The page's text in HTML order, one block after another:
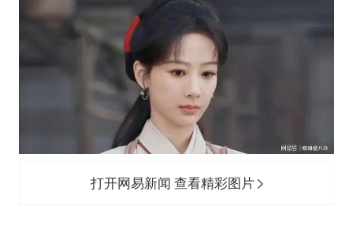
打开网易新闻 查看精彩图片